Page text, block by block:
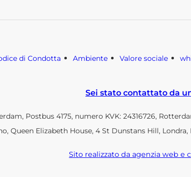
di Condotta Ambiente Valore sociale
Sei stato contattato da
Postbus 4175, numero KVK: 24316726,
Queen Elizabeth House, 4 St Dunstans Hill,
Sito realizzato da agenzia web e